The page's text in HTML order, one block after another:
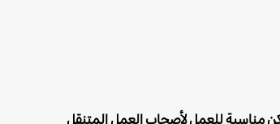
مناسبة للعمل لأصحاب العمل المتنقل